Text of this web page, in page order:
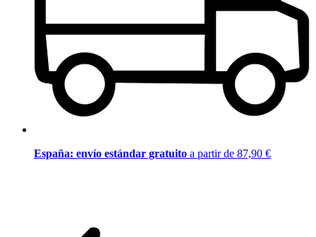
España: envío estándar gratuito a partir de 87,90 €